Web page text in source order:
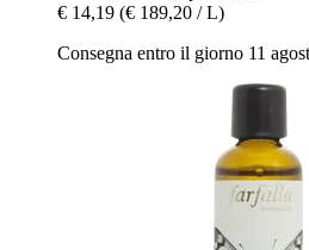
€ 14,19 (€ 189,20 / L)
Consegna entro il giorno 11